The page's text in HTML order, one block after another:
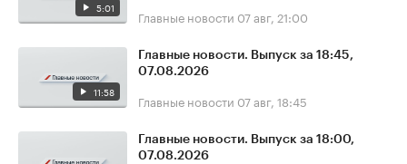
5:01 Главные новости 07 авг, 21:00
11:58
Главные новости. Выпуск за 18:45,
07.08.2026
Главные новости 07 авг, 18:45
Главные новости. Выпуск за 18:00,
07.08.2026